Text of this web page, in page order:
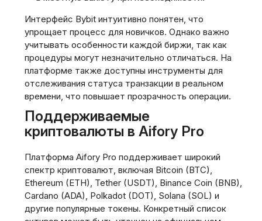
Интерфейс Bybit интуитивно понятен, что
упрощает процесс для новичков. Однако важно
учитывать особенности каждой биржи, так как
процедуры могут незначительно отличаться. На
платформе также доступны инструменты для
отслеживания статуса транзакции в реальном
времени, что повышает прозрачность операции.
Поддерживаемые
криптовалюты в Aifory Pro
Платформа Aifory Pro поддерживает широкий
спектр криптовалют, включая Bitcoin (BTC),
Ethereum (ETH), Tether (USDT), Binance Coin (BNB),
Cardano (ADA), Polkadot (DOT), Solana (SOL) и
другие популярные токены. Конкретный список